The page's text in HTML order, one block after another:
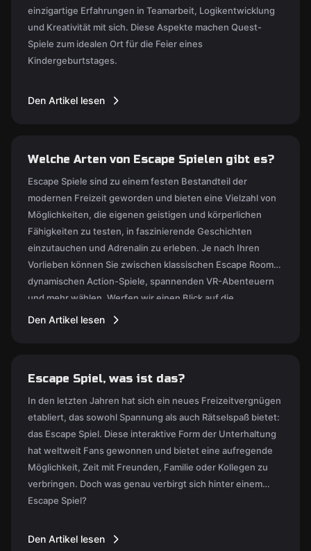
einzigartige Erfahrungen in Teamarbeit, Logikentwicklung
und Kreativität mit sich. Diese Aspekte machen Quest-
Spiele zum idealen Ort für die Feier eines
Kindergeburtstages.
Den Artikel lesen
Welche Arten von Escape Spielen gibt es?
Escape Spiele sind zu einem festen Bestandteil der
modernen Freizeit geworden und bieten eine Vielzahl von
Möglichkeiten, die eigenen geistigen und körperlichen
Fähigkeiten zu testen, in faszinierende Geschichten
einzutauchen und Adrenalin zu erleben. Je nach Ihren
Vorlieben können Sie zwischen klassischen Escape Rooms,
dynamischen Action-Spiele, spannenden VR-Abenteuern
und mehr wählen. Werfen wir einen Blick auf die
wichtigsten Arten und verstehen ihre Eigenschaften und
Den Artikel lesen
Escape Spiel, was ist das?
In den letzten Jahren hat sich ein neues Freizeitvergnügen
etabliert, das sowohl Spannung als auch Rätselspaß bietet:
das Escape Spiel. Diese interaktive Form der Unterhaltung
hat weltweit Fans gewonnen und bietet eine aufregende
Möglichkeit, Zeit mit Freunden, Familie oder Kollegen zu
verbringen. Doch was genau verbirgt sich hinter einem
Escape Spiel?
Den Artikel lesen